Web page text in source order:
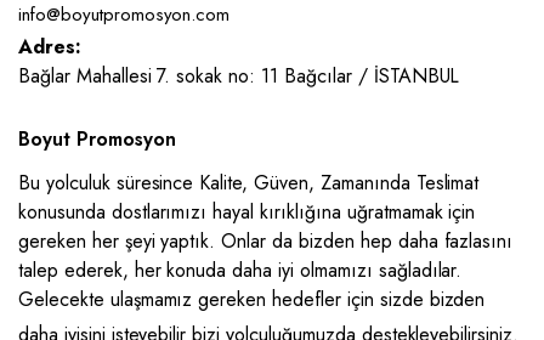
info@boyutpromosyon.com
Adres:
Bağlar Mahallesi 7. sokak no: 11 Bağcılar / İSTANBUL
Boyut Promosyon
Bu yolculuk süresince Kalite, Güven, Zamanında Teslimat
konusunda dostlarımızı hayal kırıklığına uğratmamak için
gereken her şeyi yaptık. Onlar da bizden hep daha fazlasını
talep ederek, her konuda daha iyi olmamızı sağladılar.
Gelecekte ulaşmamız gereken hedefler için sizde bizden